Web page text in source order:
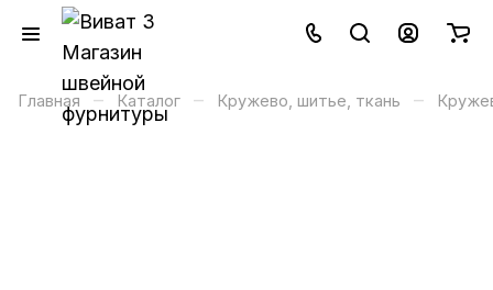
Главная – Каталог – Кружево, шитье, ткань –